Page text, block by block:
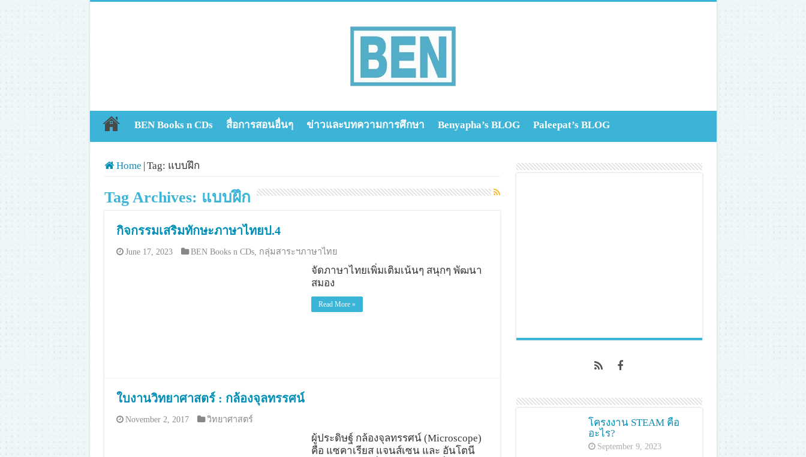
BEN Books n CDs สื่อการสอนอื่นๆ ข่าวและบทความการศึกษา Benyapha’s BLOG Paleepat’s BLOG
Home |Tag: แบบฝึก
Tag Archives: แบบฝึก
กิจกรรมเสริมทักษะภาษาไทยป.4
June 17, 2023 BEN Books n CDs, กลุ่มสาระฯภาษาไทย
จัดภาษาไทยเพิ่มเติมเน้นๆ สนุกๆ พัฒนา
สมอง
Read More »
ใบงานวิทยาศาสตร์ : กล้องจุลทรรศน์
November 2, 2017 วิทยาศาสตร์
ผู้ประดิษฐ์ กล้องจุลทรรศน์ (Microscope)
คือ แซคาเรียส แจนส์เซน และ อันโตนี
โครงงาน STEAM คือ
อะไร?
September 9, 2023